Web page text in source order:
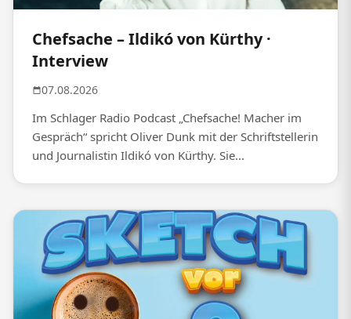
Chefsache – Ildikó von Kürthy ·
Interview
07.08.2026
Im Schlager Radio Podcast „Chefsache! Macher im
Gespräch“ spricht Oliver Dunk mit der Schriftstellerin
und Journalistin Ildikó von Kürthy. Sie...